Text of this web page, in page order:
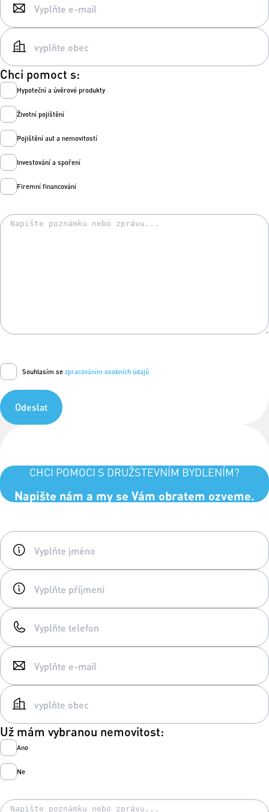
Chci pomoct s:
Hypoteční a úvěrové produkty
Životní pojištění
Pojištění aut a nemovitostí
Investování a spoření
Firemní financování
Souhlasím se zpracováním osobních údajů
Odeslat
CHCI POMOCI S DRUŽSTEVNÍM BYDLENÍM?
Napište nám a my se Vám obratem ozveme.
Už mám vybranou nemovitost:
Ano
Ne